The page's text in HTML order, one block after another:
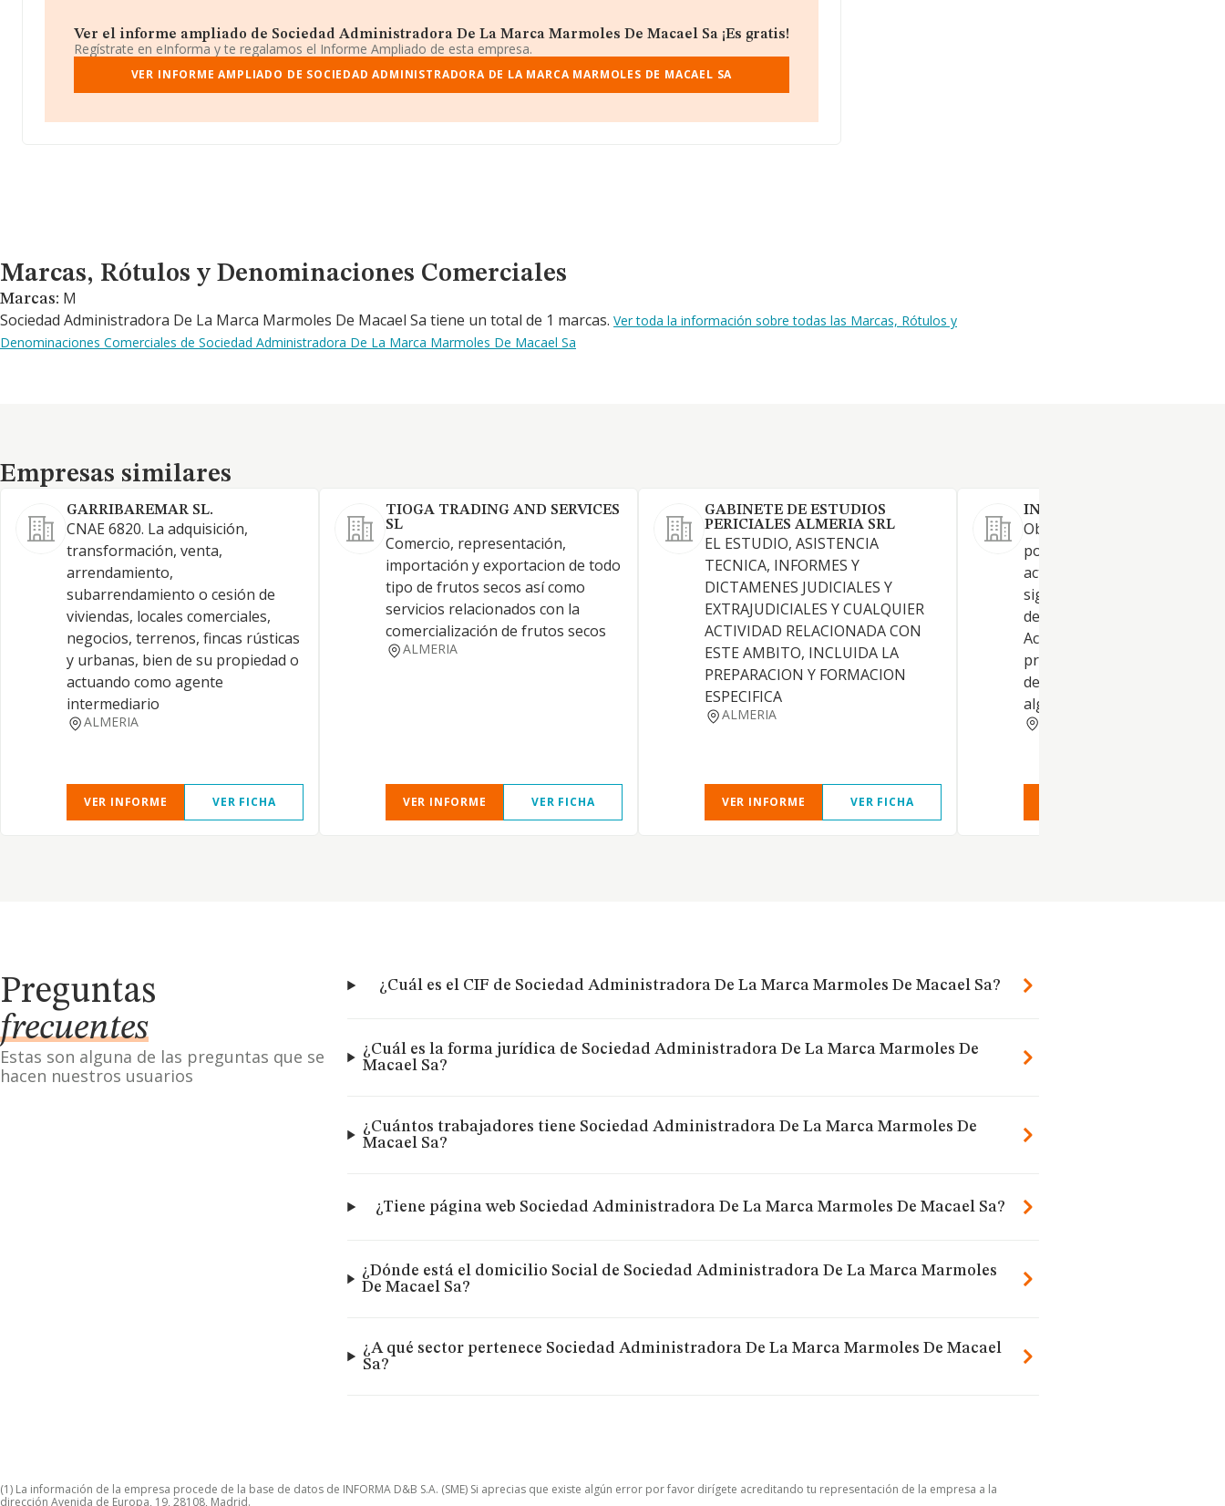
Ver el informe ampliado de Sociedad Administradora De La Marca Marmoles De Macael Sa ¡Es gratis!
Regístrate en eInforma y te regalamos el Informe Ampliado de esta empresa.
VER INFORME AMPLIADO DE SOCIEDAD ADMINISTRADORA DE LA MARCA MARMOLES DE MACAEL SA
Marcas, Rótulos y Denominaciones Comerciales
Marcas, Rótulos y Denominaciones Comerciales
Marcas: M
Sociedad Administradora De La Marca Marmoles De Macael Sa tiene un total de 1 marcas. Ver toda la información sobre todas las Marcas, Rótulos y
Denominaciones Comerciales de Sociedad Administradora De La Marca Marmoles De Macael Sa
Empresas similares
Empresas similares
GARRIBAREMAR SL.
CNAE 6820. La adquisición,
transformación, venta,
arrendamiento,
subarrendamiento o cesión de
viviendas, locales comerciales,
negocios, terrenos, fincas rústicas
y urbanas, bien de su propiedad o
actuando como agente
intermediario
ALMERIA
VER INFORME VER FICHA
TIOGA TRADING AND SERVICES
SL
Comercio, representación,
importación y exportacion de todo
tipo de frutos secos así como
servicios relacionados con la
comercialización de frutos secos
ALMERIA
VER INFORME VER FICHA
GABINETE DE ESTUDIOS
PERICIALES ALMERIA SRL
EL ESTUDIO, ASISTENCIA
TECNICA, INFORMES Y
DICTAMENES JUDICIALES Y
EXTRAJUDICIALES Y CUALQUIER
ACTIVIDAD RELACIONADA CON
ESTE AMBITO, INCLUIDA LA
PREPARACION Y FORMACION
ESPECIFICA
ALMERIA
VER INFORME VER FICHA
INFOMAR VERIFICACIONES
Objeto social. La sociedad
por objeto el desarrollo de
actividades
siguientes códigos y
de la Clasificación Nacional de
Actividades Económicas:
principal. 8299: Otras
de apoyo a las empresas. Si
alguna de las actividades
Preguntas
frecuentes
Estas son alguna de las preguntas que se
hacen nuestros usuarios
¿Cuál es el CIF de Sociedad Administradora De La Marca Marmoles De Macael Sa?
¿Cuál es la forma jurídica de Sociedad Administradora De La Marca Marmoles De
Macael Sa?
¿Cuántos trabajadores tiene Sociedad Administradora De La Marca Marmoles De
Macael Sa?
¿Tiene página web Sociedad Administradora De La Marca Marmoles De Macael Sa?
¿Dónde está el domicilio Social de Sociedad Administradora De La Marca Marmoles
De Macael Sa?
¿A qué sector pertenece Sociedad Administradora De La Marca Marmoles De Macael
Sa?
(1) La información de la empresa procede de la base de datos de INFORMA D&B S.A. (SME) Si aprecias que existe algún error por favor dirígete acreditando tu representación de la empresa a la
dirección Avenida de Europa, 19, 28108, Madrid.